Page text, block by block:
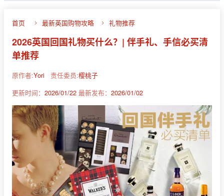
首页 最新英国购物攻略 礼物推荐
2026英国回国礼物买什么？| 伴手礼、手信必买清
单推荐
原作者:Yori 责任委员:樱桃子
更新时间： 2026/01/22 最新发布： 2026/01/02